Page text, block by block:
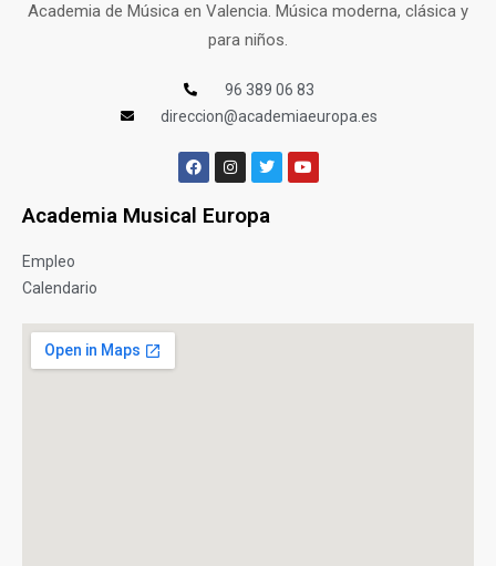
Academia de Música en Valencia. Música moderna, clásica y
para niños.
96 389 06 83
direccion@academiaeuropa.es
Academia Musical Europa
Empleo
Calendario